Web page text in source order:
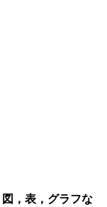
，表，グラフな